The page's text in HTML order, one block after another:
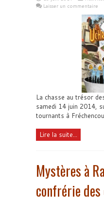
Laisser un commentaire
La chasse au trésor
samedi 14 juin 2014,
tournants à
Lire la suite...
Mystères à
confrérie